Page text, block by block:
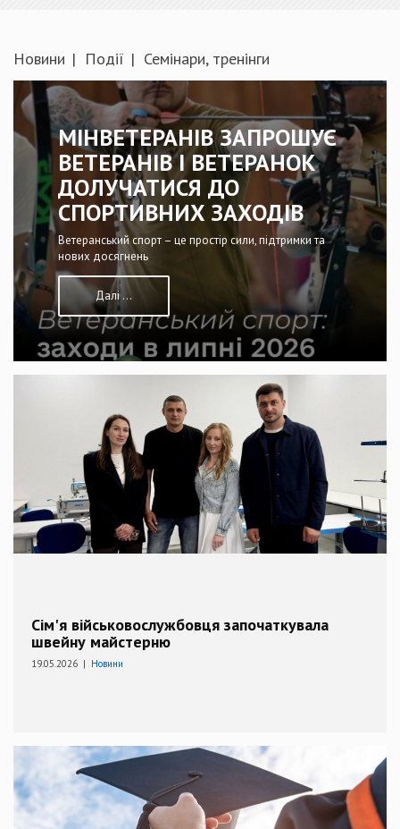
Новини Події Семінари, тренінги
МІНВЕТЕРАНІВ ЗАПРОШУЄ
ВЕТЕРАНІВ І ВЕТЕРАНОК
ДОЛУЧАТИСЯ ДО
СПОРТИВНИХ ЗАХОДІВ
Ветеранський спорт – це простір сили, підтримки та
нових досягнень
Далі ...
Сім'я військовослужбовця започаткувала
швейну майстерню
19.05.2026 | Новини